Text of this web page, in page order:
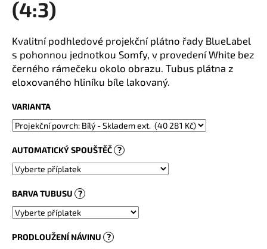
(4:3)
Kvalitní podhledové projekční plátno řady BlueLabel
s pohonnou jednotkou Somfy, v provedení White bez
černého rámečeku okolo obrazu. Tubus plátna z
eloxovaného hliníku bíle lakovaný.
VARIANTA
AUTOMATICKÝ SPOUŠTĚČ ?
BARVA TUBUSU ?
PRODLOUŽENÍ NÁVINU ?
a
í
t
?